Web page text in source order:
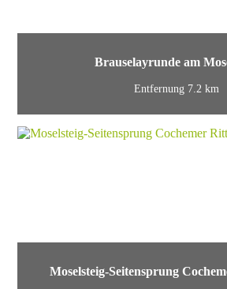
Brauselayrunde am
Entfernung 7.2 km
Moselsteig-Seitensprung